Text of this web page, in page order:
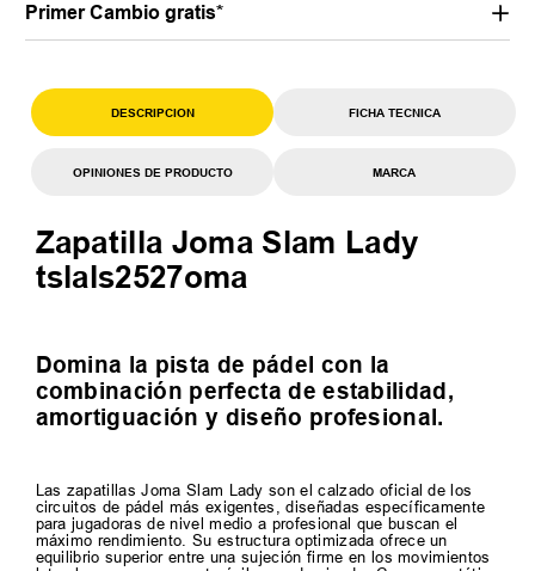
Primer Cambio gratis*
DESCRIPCION FICHA TECNICA
OPINIONES DE PRODUCTO MARCA
Zapatilla Joma Slam Lady
tslals2527oma
Domina la pista de pádel con la
combinación perfecta de estabilidad,
amortiguación y diseño profesional.
Las zapatillas Joma Slam Lady son el calzado oficial de los
circuitos de pádel más exigentes, diseñadas específicamente
para jugadoras de nivel medio a profesional que buscan el
máximo rendimiento. Su estructura optimizada ofrece un
equilibrio superior entre una sujeción firme en los movimientos